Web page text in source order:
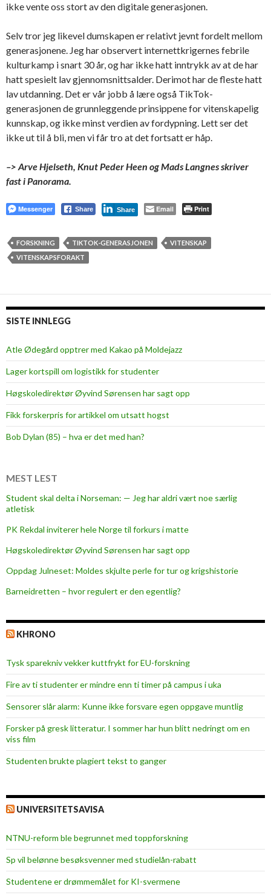
ikke vente oss stort av den digitale generasjonen.
Selv tror jeg likevel dumskapen er relativt jevnt fordelt mellom
generasjonene. Jeg har observert internettkrigernes febrile
kulturkamp i snart 30 år, og har ikke hatt inntrykk av at de har
hatt spesielt lav gjennomsnittsalder. Derimot har de fleste hatt
lav utdanning. Det er vår jobb å lære også TikTok-
generasjonen de grunnleggende prinsippene for vitenskapelig
kunnskap, og ikke minst verdien av fordypning. Lett ser det
ikke ut til å bli, men vi får tro at det fortsatt er håp.
–> Arve Hjelseth, Knut Peder Heen og Mads Langnes skriver
fast i Panorama.
Messenger Share Share Email Print
FORSKNING TIKTOK-GENERASJONEN
VITENSKAP
VITENSKAPSFORAKT
SISTE INNLEGG
Atle Ødegård opptrer med Kakao på Moldejazz
Lager kortspill om logistikk for studenter
Høgskoledirektør Øyvind Sørensen har sagt opp
Fikk forskerpris for artikkel om utsatt hogst
Bob Dylan (85) – hva er det med han?
MEST LEST
Student skal delta i Norseman: — Jeg har aldri vært noe særlig
atletisk
PK Rekdal inviterer hele Norge til forkurs i matte
Høgskoledirektør Øyvind Sørensen har sagt opp
Oppdag Julneset: Moldes skjulte perle for tur og krigshistorie
Barneidretten – hvor regulert er den egentlig?
KHRONO
Tysk sparekniv vekker kuttfrykt for EU-forskning
Fire av ti studenter er mindre enn ti timer på campus i uka
Sensorer slår alarm: Kunne ikke forsvare egen oppgave muntlig
Forsker på gresk litteratur. I sommer har hun blitt nedringt om en
viss film
Studenten brukte plagiert tekst to ganger
UNIVERSITETSAVISA
NTNU-reform ble begrunnet med toppforskning
Sp vil belønne besøksvenner med studielån-rabatt
Studentene er drømmemålet for KI-svermene